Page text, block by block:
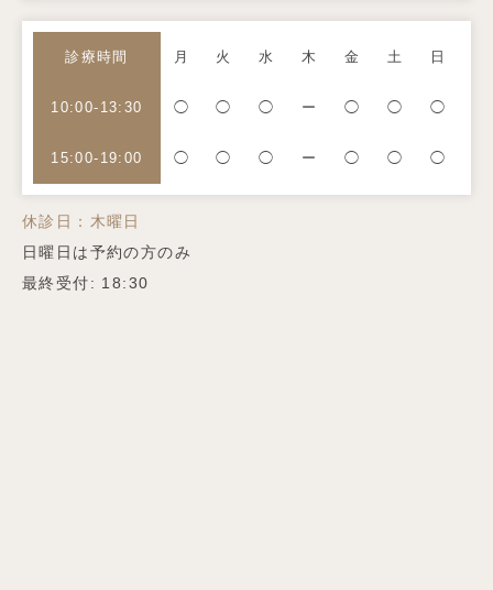
診療時間 月 火 水 木 金 土 日
10:00-13:30 ◯ ◯ ◯ ー ◯ ◯ ◯
15:00-19:00 ◯ ◯ ◯ ー ◯ ◯ ◯
休診日：木曜日
日曜日は予約の方のみ
最終受付: 18:30